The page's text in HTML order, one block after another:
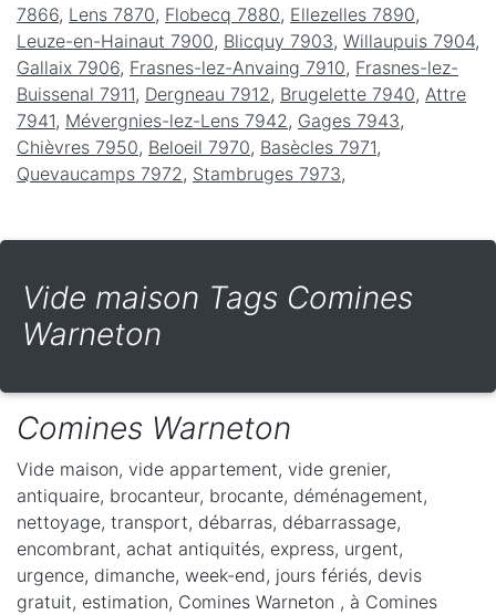
7866, Lens 7870, Flobecq 7880, Ellezelles 7890,
Leuze-en-Hainaut 7900, Blicquy 7903, Willaupuis 7904,
Gallaix 7906, Frasnes-lez-Anvaing 7910, Frasnes-lez-
Buissenal 7911, Dergneau 7912 , Brugelette 7940, Attre
7941, Mévergnies-lez-Lens 7942 , Gages 7943,
Chièvres 7950, Beloeil 7970, Basècles 7971,
Quevaucamps 7972 , Stambruges 7973,
Vide maison Tags Comines
Warneton
Comines Warneton
Vide maison, vide appartement, vide grenier,
antiquaire, brocanteur, brocante, déménagement,
nettoyage, transport, débarras, débarrassage,
encombrant, achat antiquités, express, urgent,
urgence, dimanche, week-end, jours fériés, devis
gratuit, estimation, Comines Warneton , à Comines